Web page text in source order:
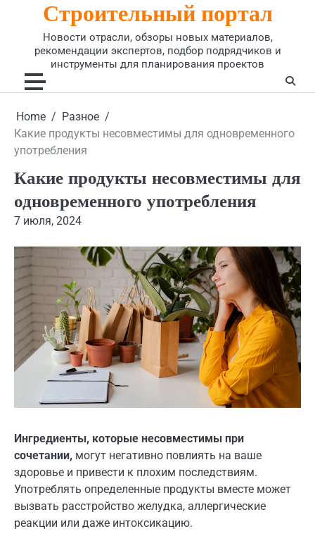
Строительный портал
Новости отрасли, обзоры новых материалов,
рекомендации экспертов, подбор подрядчиков и
инструменты для планирования проектов
Home
Разное
Какие продукты несовместимы для одновременного
употребления
Какие продукты несовместимы для
одновременного употребления
7 июля, 2024
Ингредиенты, которые несовместимы при
сочетании, могут негативно повлиять на ваше
здоровье и привести к плохим последствиям.
Употреблять определенные продукты вместе может
вызвать расстройство желудка, аллергические
реакции или даже интоксикацию.